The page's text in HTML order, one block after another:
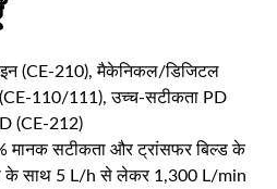
(CE-210), मैकेनिकल/डिजिटल
(CE-110/111), उच्च-सटीकता PD
(CE-212)
मानक सटीकता और ट्रांसफर बिल्ड के
के साथ 5 L/h से लेकर 1,300 L/min